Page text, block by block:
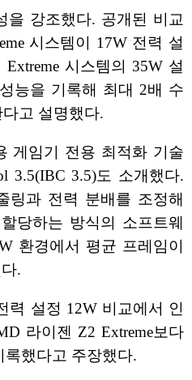
을 강조했다. 공개된 비교
시스템이 17W 전력 설
시스템의 35W 설
능을 기록해 최대 2배 수
고 설명했다.
게임기 전용 최적화 기술
3.5(IBC 3.5)도 소개했다.
링과 전력 분배를 조정해
당하는 방식의 소프트웨
환경에서 평균 프레임이
.
력 설정 12W 비교에서 인
라이젠 Z2 Extreme보다
록했다고 주장했다.